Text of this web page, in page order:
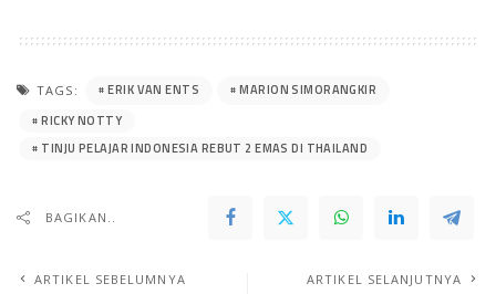
TAGS: ERIK VAN ENTS
MARION SIMORANGKIR
RICKY NOTTY
TINJU PELAJAR INDONESIA REBUT 2 EMAS DI THAILAND
BAGIKAN..
ARTIKEL SEBELUMNYA ARTIKEL SELANJUTNYA